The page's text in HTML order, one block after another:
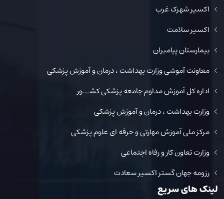
اکسیر شهرک غرب
اکسیر سلامت
بیمارستان پیامبران
معاونت آموشی وزارت بهداشت ، درمان و آموزش پزشکی
اداره کل آموزش مداوم جامعه پزشکی کشــور
وزارت بهداشت ، درمان و آموزش پزشکی
مرکز ملی آموزش مهارتی و حرفه ای علوم پزشکی
وزارت تعاون کار و رفاه اجتماعی
رزومه جهان گستر اکسیر سعادت
لینک های سریع